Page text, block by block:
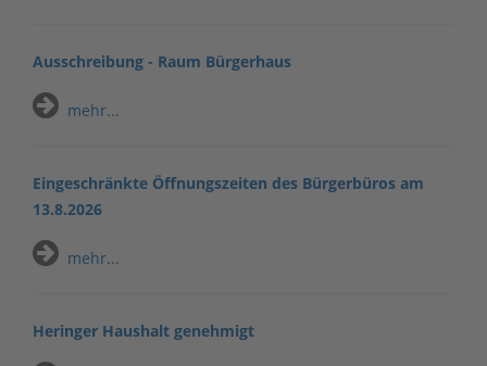
Ausschreibung - Raum Bürgerhaus
mehr...
Eingeschränkte Öffnungszeiten des Bürgerbüros am
13.8.2026
mehr...
Heringer Haushalt genehmigt